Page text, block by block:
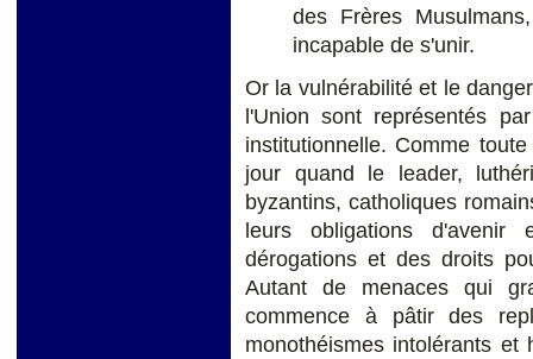
des Frères
incapable de s'unir.
Or la vulnérabilité et le
l'Union sont représentés
institutionnelle. Comme
jour quand le leader,
byzantins, catholiques
leurs obligations
dérogations et des droits
Autant de menaces qui
commence à pâtir des
monothéismes intolérants et